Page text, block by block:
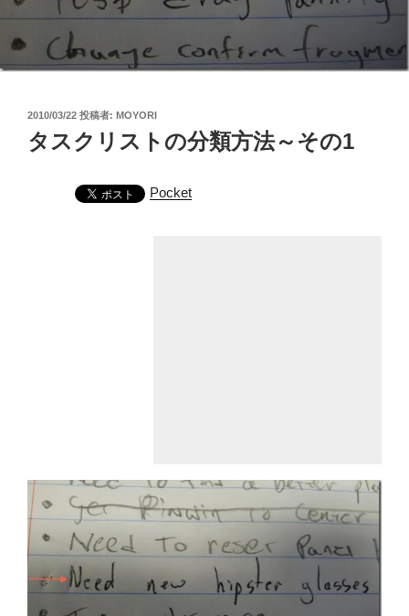
投
日:
2010/03/22 投稿者: MOYORI
タスクリストの分類方法～その1
Pocket